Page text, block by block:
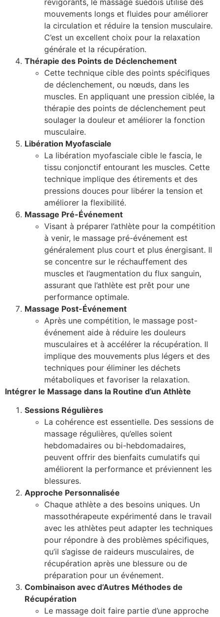
mouvements longs et fluides pour améliorer
la circulation et réduire la tension musculaire.
C’est un excellent choix pour la relaxation
générale et la récupération.
Thérapie des Points de Déclenchement
Cette technique cible des points spécifiques
de déclenchement, ou nœuds, dans les
muscles. En appliquant une pression ciblée, la
thérapie des points de déclenchement peut
soulager la douleur et améliorer la fonction
musculaire.
Libération Myofasciale
La libération myofasciale cible le fascia, le
tissu conjonctif entourant les muscles. Cette
technique implique des étirements et des
pressions douces pour libérer la tension et
améliorer la flexibilité.
Massage Pré-Événement
Visant à préparer l’athlète pour la compétition
à venir, le massage pré-événement est
généralement plus court et plus énergisant. Il
se concentre sur le réchauffement des
muscles et l’augmentation du flux sanguin,
assurant que l’athlète est prêt pour une
performance optimale.
Massage Post-Événement
Après une compétition, le massage post-
événement aide à réduire les douleurs
musculaires et à accélérer la récupération. Il
implique des mouvements plus légers et des
techniques pour éliminer les déchets
métaboliques et favoriser la relaxation.
Intégrer le Massage dans la Routine d’un Athlète
Sessions Régulières
La cohérence est essentielle. Des sessions de
massage régulières, qu’elles soient
hebdomadaires ou bi-hebdomadaires,
peuvent offrir des bienfaits cumulatifs qui
améliorent la performance et préviennent les
blessures.
Approche Personnalisée
Chaque athlète a des besoins uniques. Un
massothérapeute expérimenté dans le travail
avec les athlètes peut adapter les techniques
pour répondre à des problèmes spécifiques,
qu’il s’agisse de raideurs musculaires, de
récupération après une blessure ou de
préparation pour un événement.
Combinaison avec d’Autres Méthodes de
Récupération
Le massage doit faire partie d’une approche